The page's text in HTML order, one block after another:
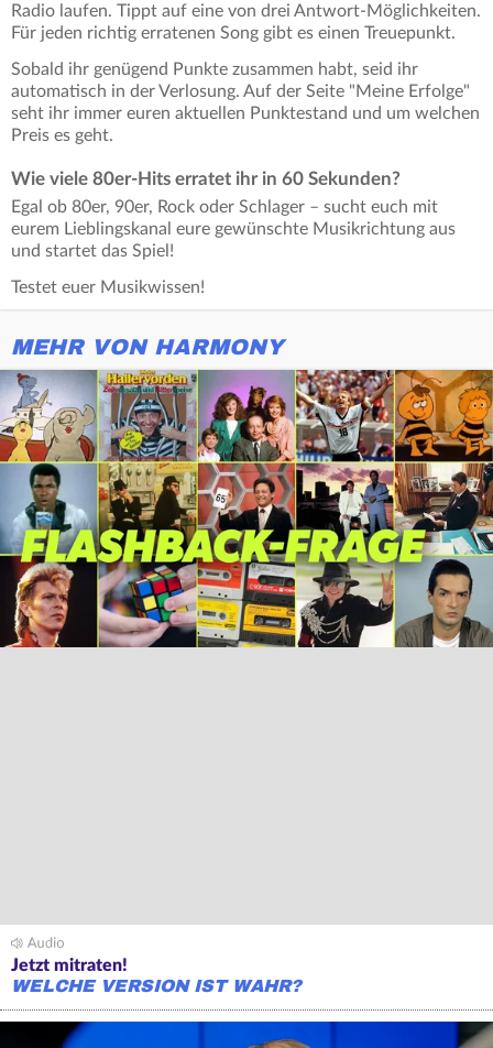
Radio laufen. Tippt auf eine von drei Antwort-Möglichkeiten.
Für jeden richtig erratenen Song gibt es einen Treuepunkt.
Sobald ihr genügend Punkte zusammen habt, seid ihr
automatisch in der Verlosung. Auf der Seite "Meine Erfolge"
seht ihr immer euren aktuellen Punktestand und um welchen
Preis es geht.
Wie viele 80er-Hits erratet ihr in 60 Sekunden?
Egal ob 80er, 90er, Rock oder Schlager – sucht euch mit
eurem Lieblingskanal eure gewünschte Musikrichtung aus
und startet das Spiel!
Testet euer Musikwissen!
MEHR VON HARMONY
Jetzt mitraten!
WELCHE VERSION IST WAHR?